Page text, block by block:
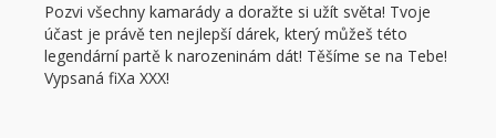
Pozvi všechny kamarády a doražte si užít světa! Tvoje
účast je právě ten nejlepší dárek, který můžeš této
legendární partě k narozeninám dát! Těšíme se na Tebe!
Vypsaná fiXa XXX!